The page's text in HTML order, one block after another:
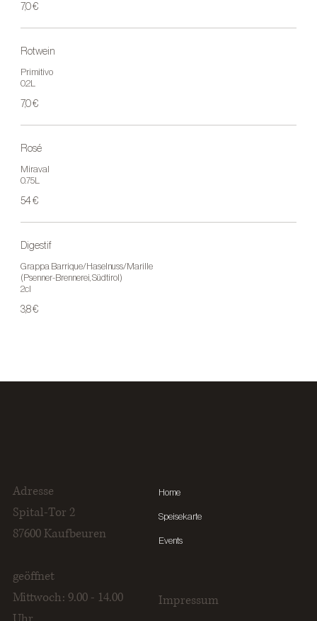
7,0 €
Rotwein
Primitivo
0.2L
7,0 €
Rosé
Miraval
0.75L
54 €
Digestif
Grappa Barrique/Haselnuss/Marille
(Psenner-Brennerei, Südtirol)
2cl
3,8 €
Adresse
Spital-Tor 2
87600 Kaufbeuren
geöffnet
Mittwoch: 9.00 - 14.00
Home
Speisekarte
Events
Impressum